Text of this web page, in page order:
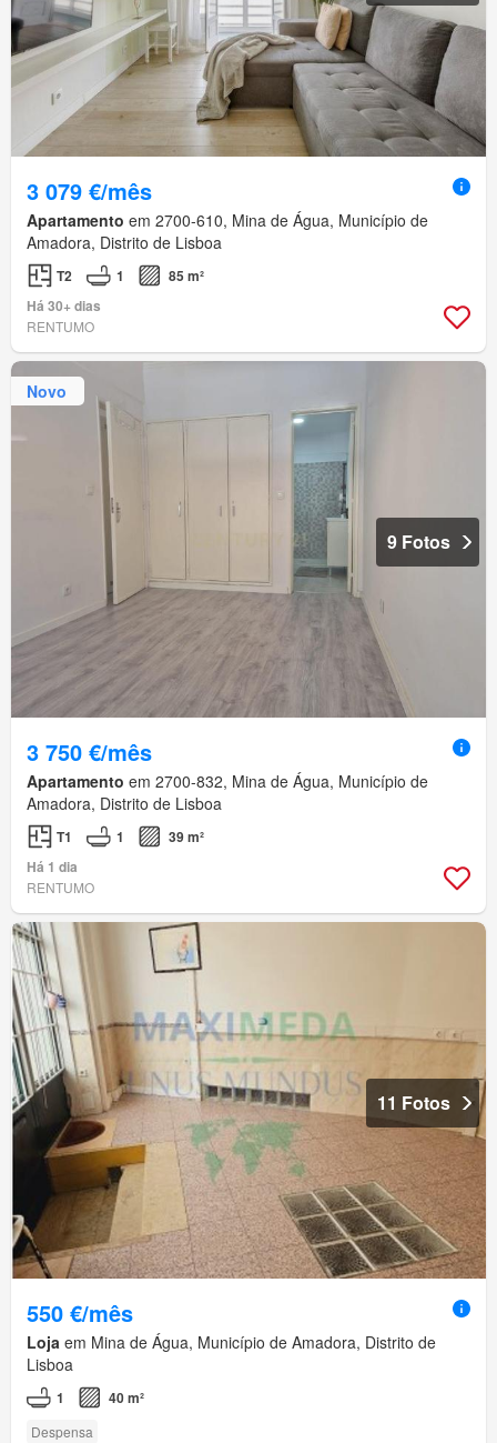
3 079 €/mês
Apartamento em 2700-610, Mina de Água, Município de
Amadora, Distrito de Lisboa
T2 1
85 m²
Há 30+ dias
RENTUMO
Novo
9 Fotos
3 750 €/mês
Apartamento em 2700-832, Mina de Água, Município de
Amadora, Distrito de Lisboa
T1 1
39 m²
Há 1 dia
RENTUMO
11 Fotos
550 €/mês
Loja em Mina de Água, Município de Amadora, Distrito de
Lisboa
1 40 m²
Despensa